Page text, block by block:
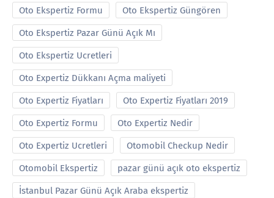
Oto Ekspertiz Formu Oto Ekspertiz Güngören
Oto Ekspertiz Pazar Günü Açık Mı
Oto Ekspertiz Ucretleri
Oto Expertiz Dükkanı Açma maliyeti
Oto Expertiz Fiyatları Oto Expertiz Fiyatları 2019
Oto Expertiz Formu Oto Expertiz Nedir
Oto Expertiz Ucretleri Otomobil Checkup Nedir
Otomobil Ekspertiz pazar günü açık oto ekspertiz
İstanbul Pazar Günü Açık Araba ekspertiz